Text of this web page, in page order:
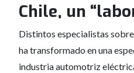
Chile, un
Distintos especialistas
ha transformado en una
industria automotriz